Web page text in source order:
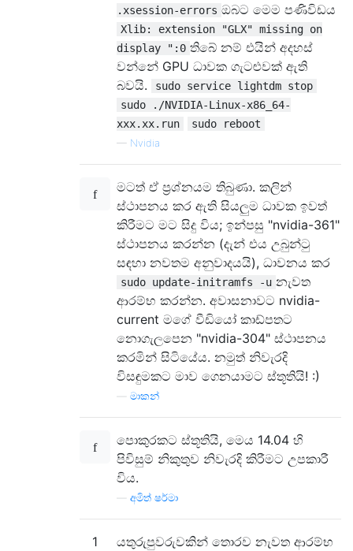
.xsession-errors ඔබට මෙම පණිවිඩය
Xlib: extension "GLX" missing on
display ":0 තිබේ නම් එයින් අදහස්
වන්නේ GPU ධාවක ගැටළුවක් ඇති
බවයි.
sudo service lightdm stop
sudo ./NVIDIA-Linux-x86_64-
xxx.xx.run
sudo reboot
— Nvidia
මටත් ඒ ප්‍රශ්නයම තිබුණා. කලින්
ස්ථාපනය කර ඇති සියලුම ධාවක ඉවත්
කිරීමට මට සිදු විය; ඉන්පසු "nvidia-361"
ස්ථාපනය කරන්න (දැන් එය උබුන්ටු
සඳහා නවතම අනුවාදයයි), ධාවනය කර
sudo update-initramfs -u නැවත
ආරම්භ කරන්න. අවාසනාවට nvidia-
current මගේ වීඩියෝ කාඩ්පතට
නොගැලපෙන "nvidia-304" ස්ථාපනය
කරමින් සිටියේය. නමුත් නිවැරදි
විසඳුමකට මාව ගෙනයාමට ස්තූතියි! :)
මාකන්
පොකුරකට ස්තූතියි, මෙය 14.04 හි
පිවිසුම් නිකුතුව නිවැරදි කිරීමට උපකාරී
විය.
අමිත් ෂර්මා
1
යතුරුපුවරුවකින් තොරව නැවත ආරම්භ